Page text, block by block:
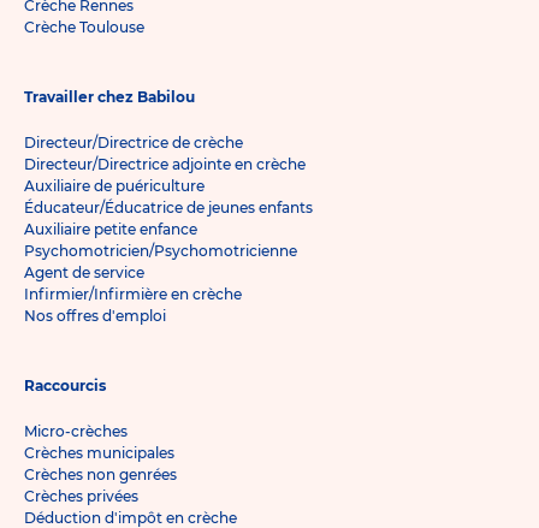
Crèche Rennes
Crèche Toulouse
Travailler chez Babilou
Directeur/Directrice de crèche
Directeur/Directrice adjointe en crèche
Auxiliaire de puériculture
Éducateur/Éducatrice de jeunes enfants
Auxiliaire petite enfance
Psychomotricien/Psychomotricienne
Agent de service
Infirmier/Infirmière en crèche
Nos offres d'emploi
Raccourcis
Micro-crèches
Crèches municipales
Crèches non genrées
Crèches privées
Déduction d'impôt en crèche